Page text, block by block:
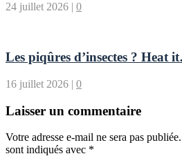
24 juillet 2026 | 0
Les piqûres d’insectes ? Heat
16 juillet 2026 | 0
Laisser un commentaire
Votre adresse e-mail ne sera pas publiée.
sont indiqués avec *